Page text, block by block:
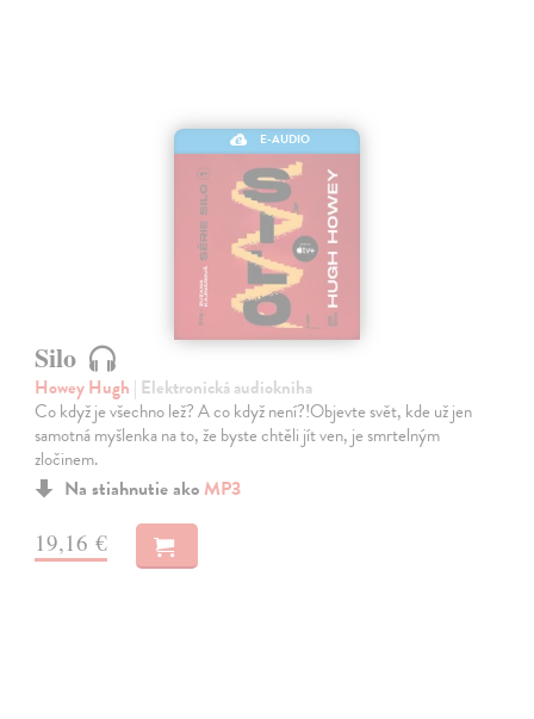
E-AUDIO
Silo
Howey Hugh | Elektronická audiokniha
Co když je všechno lež? A co když není?!Objevte svět, kde už jen
samotná myšlenka na to, že byste chtěli jít ven, je smrtelným
zločinem.
Na stiahnutie ako MP3
19,16 €